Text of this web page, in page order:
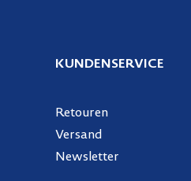
KUNDENSERVICE
Retouren
Versand
Newsletter